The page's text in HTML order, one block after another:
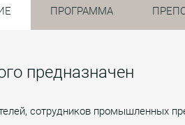
ПРОГРАММА
предназначен
сотрудников промышленных